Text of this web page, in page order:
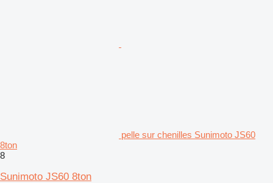
pelle sur chenilles Sunimoto JS60
8ton
8
Sunimoto JS60 8ton